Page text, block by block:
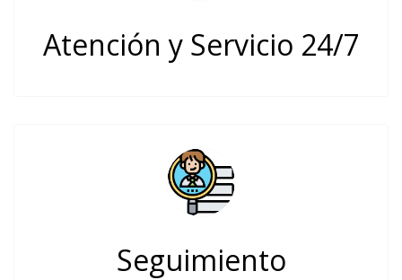
Atención y Servicio 24/7
Seguimiento